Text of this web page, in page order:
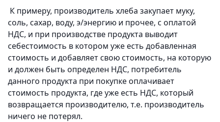
К примеру, производитель хлеба закупает муку,
соль, сахар, воду, э/энергию и прочее, с оплатой
НДС, и при производстве продукта выводит
себестоимость в котором уже есть добавленная
стоимость и добавляет свою стоимость, на которую
и должен быть определен НДС, потребитель
данного продукта при покупке оплачивает
стоимость продукта, где уже есть НДС, который
возвращается производителю, т.е. производитель
ничего не потерял.